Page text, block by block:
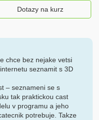
Dotazy na kurz
chce bez nejake vetsi
seznamit s 3D
– seznameni se s
tak praktickou cast
v programu a jeho
potrebuje. Takze